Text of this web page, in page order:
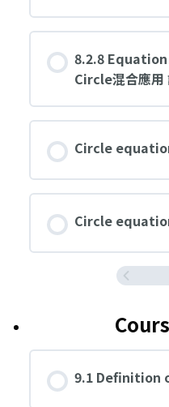
8.2.8
Circle混合應用
Circle
Circle
9.1 Definition